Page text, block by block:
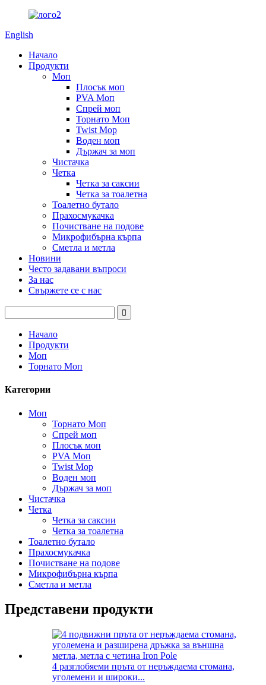
English
Начало
Продукти
Моп
Плосък моп
PVA Моп
Спрей моп
Торнато Моп
Twist Mop
Воден моп
Държач за моп
Чистачка
Четка
Четка за саксии
Четка за тоалетна
Тоалетно бутало
Прахосмукачка
Почистване на подове
Микрофибърна кърпа
Сметла и метла
Новини
Често задавани въпроси
За нас
Свържете се с нас
Начало
Продукти
Моп
Торнато Моп
Категории
Моп
Торнато Моп
Спрей моп
Плосък моп
PVA Моп
Twist Mop
Воден моп
Държач за моп
Чистачка
Четка
Четка за саксии
Четка за тоалетна
Тоалетно бутало
Прахосмукачка
Почистване на подове
Микрофибърна кърпа
Сметла и метла
Представени продукти
4 разглобяеми пръта от неръждаема стомана,
уголемени и широки...